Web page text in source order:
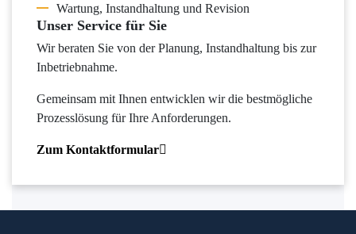
Wartung, Instandhaltung und Revision
Unser Service für Sie
Wir beraten Sie von der Planung, Instandhaltung bis zur
Inbetriebnahme.
Gemeinsam mit Ihnen entwicklen wir die bestmögliche
Prozesslösung für Ihre Anforderungen.
Zum Kontaktformular